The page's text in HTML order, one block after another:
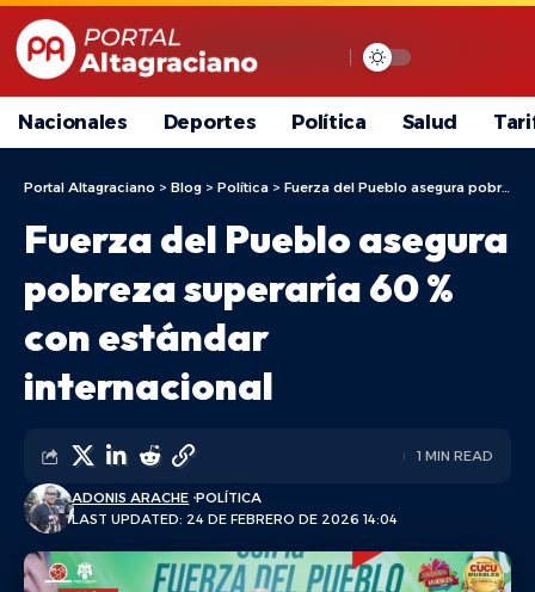
Nacionales Deportes Política Salud
Portal Altagraciano > Blog > Política > Fuerza del Pueblo asegura pobreza superaría 60 % con estándar internacional
Fuerza del Pueblo asegura
pobreza superaría 60 %
con estándar
internacional
LAST UPDATED: 24 DE FEBRERO DE 2026 14:04
ADONIS ARACHE POLÍTICA
1 MIN READ